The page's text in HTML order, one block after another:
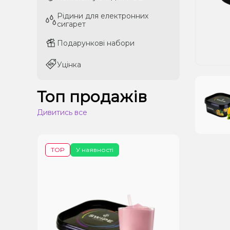
Рідини для електронних
сигарет
Подарункові набори
Уцінка
Рідини для електронних
сигарет
Подарункові набори
Уцінка
Топ продажів
Дивитись все
У наявності
TOP